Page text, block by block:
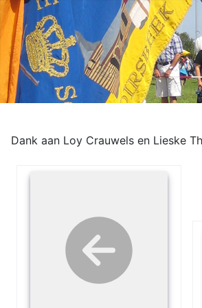
Dank aan Loy Crauwels en Lieske